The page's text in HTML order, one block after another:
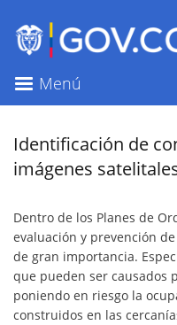
Menú
Identificación de
imágenes
Dentro de los Planes de
evaluación y prevención
de gran importancia.
que pueden ser causados
poniendo en riesgo la
construidos en las